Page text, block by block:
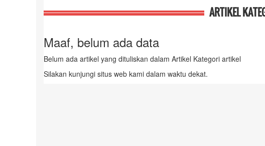
ARTIKEL
Maaf, belum ada data
Belum ada artikel yang dituliskan dalam Artikel Kategori artikel
Silakan kunjungi situs web kami dalam waktu dekat.